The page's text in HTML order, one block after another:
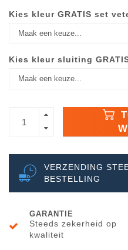
Kies kleur GRATIS set
Kies kleur sluiting
VERZENDING
BESTELLING
GARANTIE
Steeds zekerheid op
kwaliteit